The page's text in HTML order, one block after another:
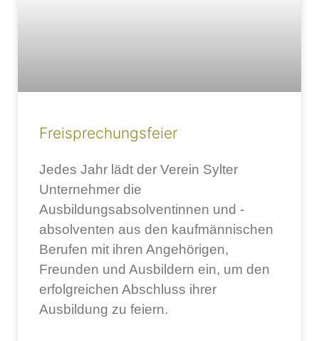
Freisprechungsfeier
Jedes Jahr lädt der Verein Sylter
Unternehmer die
Ausbildungsabsolventinnen und -
absolventen aus den kaufmännischen
Berufen mit ihren Angehörigen,
Freunden und Ausbildern ein, um den
erfolgreichen Abschluss ihrer
Ausbildung zu feiern.